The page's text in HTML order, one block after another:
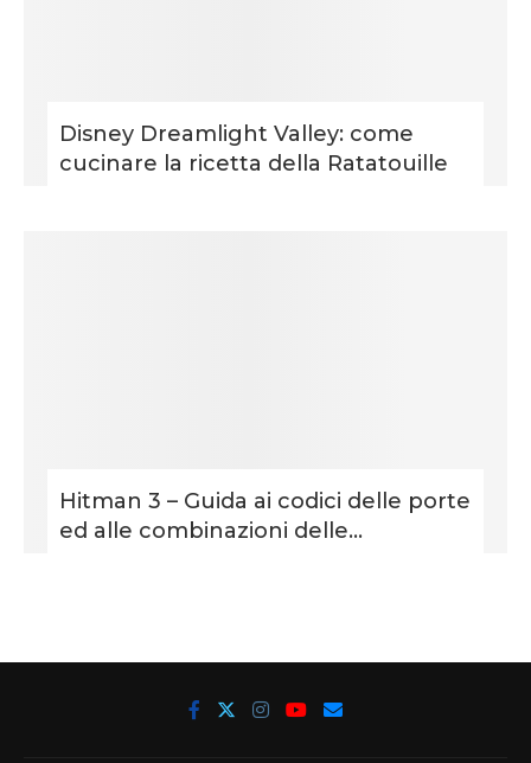
Disney Dreamlight Valley: come
cucinare la ricetta della Ratatouille
Hitman 3 – Guida ai codici delle porte
ed alle combinazioni delle...